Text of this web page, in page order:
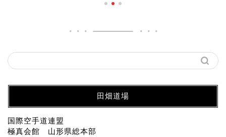
田畑道場
国際空手道連盟
極真会館 山形県総本部